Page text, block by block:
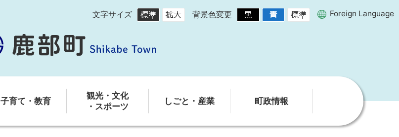
文字サイズ 背景色変更 Foreign Language
子育て・教育
観光・文化
・スポーツ
しごと・産業 町政情報